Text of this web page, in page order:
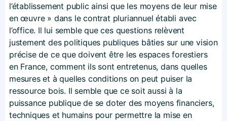
l’établissement public ainsi que les moyens de leur mise
en œuvre » dans le contrat pluriannuel établi avec
l’office. Il lui semble que ces questions relèvent
justement des politiques publiques bâties sur une vision
précise de ce que doivent être les espaces forestiers
en France, comment ils sont entretenus, dans quelles
mesures et à quelles conditions on peut puiser la
ressource bois. Il semble que ce soit aussi à la
puissance publique de se doter des moyens financiers,
techniques et humains pour permettre la mise en